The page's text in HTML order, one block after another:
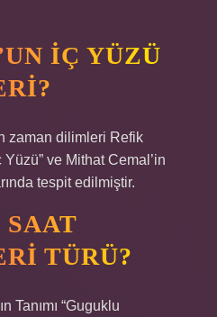
IÇ YÜZÜ
zaman dilimleri Refik
Yüzü” ve Mithat Cemal’in
tespit edilmiştir.
TÜRÜ?
Tanımı “Guguklu